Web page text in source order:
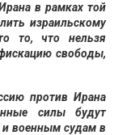
в рамках той
израильскому
то, что нельзя
свободы,
против Ирана
силы будут
военным судам в